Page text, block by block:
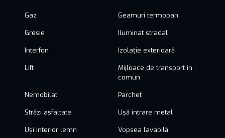
Gaz Geamuri termopan
Gresie Iluminat stradal
Interfon Izolație exterioară
Lift
Mijloace de transport în
comun
Nemobilat Parchet
Străzi asfaltate Ușă intrare metal
Uși interior lemn Vopsea lavabilă